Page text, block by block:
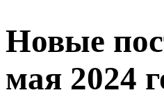
Новые
мая 2024